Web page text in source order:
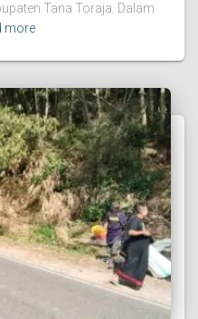
Tana Toraja. Dalam
more